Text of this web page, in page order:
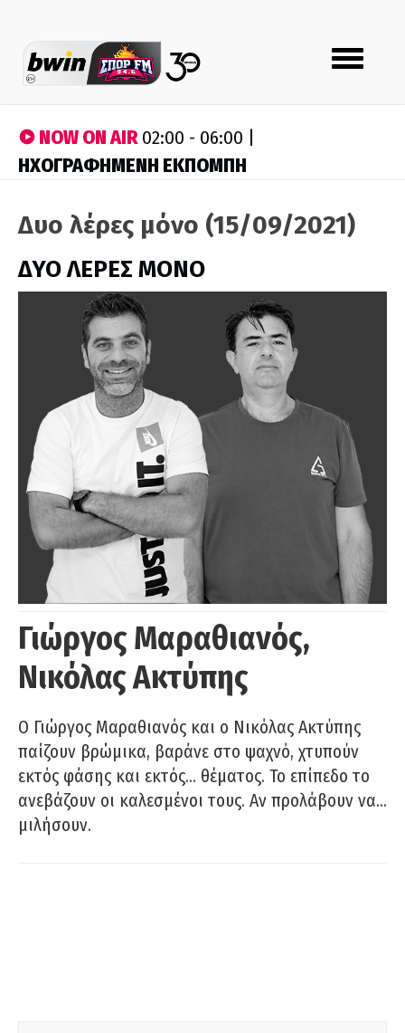
Toggle
navigation
NOW ON AIR02:00 - 06:00 |
ΗΧΟΓΡΑΦΗΜΕΝΗ ΕΚΠΟΜΠΗ
Δυο λέρες μόνο (15/09/2021)
ΔΥΟ ΛΕΡΕΣ ΜΟΝΟ
Γιώργος Μαραθιανός,
Νικόλας Ακτύπης
Ο Γιώργος Μαραθιανός και ο Νικόλας Ακτύπης
παίζουν βρώμικα, βαράνε στο ψαχνό, χτυπούν
εκτός φάσης και εκτός… θέματος. Το επίπεδο το
ανεβάζουν οι καλεσμένοι τους. Αν προλάβουν να…
μιλήσουν.